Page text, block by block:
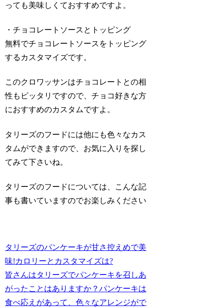
っても美味しくておすすめですよ。
・チョコレートソースとトッピング
無料でチョコレートソースをトッピング
するカスタマイズです。
このクロワッサンはチョコレートとの相
性もピッタリですので、チョコ好きな方
におすすめのカスタムですよ。
タリーズのフードには他にも色々なカス
タムができますので、お気に入りを探し
てみて下さいね。
タリーズのフードについては、こんな記
事も書いていますのでお楽しみください
タリーズのパンケーキが甘さ控えめで美
味!カロリーとカスタマイズは?
皆さんはタリーズでパンケーキを召しあ
がったことはありますか？パンケーキは
食べ応えがあって、色々なアレンジがで